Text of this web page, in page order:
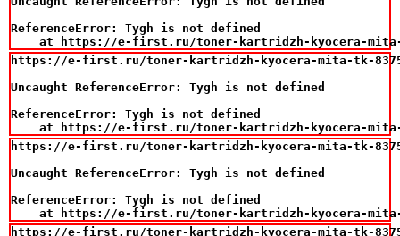
ReferenceError: Tygh is not defined
at https://e-first.ru/toner-kartridzh-kyocera-
https://e-first.ru/toner-kartridzh-kyocera-mita-tk-
Uncaught ReferenceError: Tygh is not defined
ReferenceError: Tygh is not defined
at https://e-first.ru/toner-kartridzh-kyocera-
https://e-first.ru/toner-kartridzh-kyocera-mita-tk-
Uncaught ReferenceError: Tygh is not defined
ReferenceError: Tygh is not defined
at https://e-first.ru/toner-kartridzh-kyocera-
https://e-first.ru/toner-kartridzh-kyocera-mita-tk-